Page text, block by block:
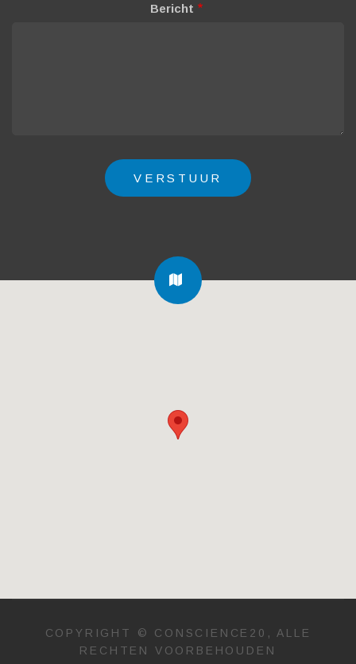
Bericht
FA-
MAP
COPYRIGHT © CONSCIENCE20, ALLE
RECHTEN VOORBEHOUDEN